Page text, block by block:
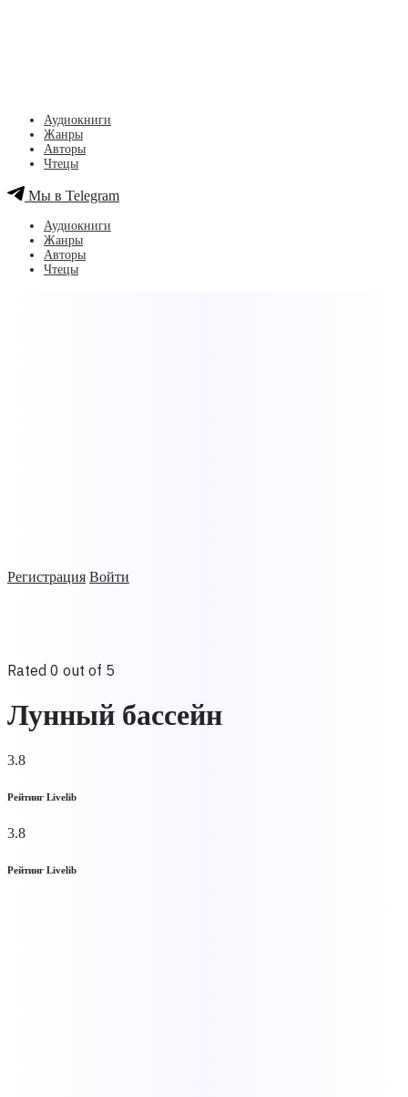
Регистрация Войти
Аудиокниги
Жанры
Авторы
Чтецы
Мы в Telegram
Аудиокниги
Жанры
Авторы
Чтецы
Rated 0 out of 5
Лунный бассейн
3.8
Рейтинг Livelib
3.8
Рейтинг Livelib